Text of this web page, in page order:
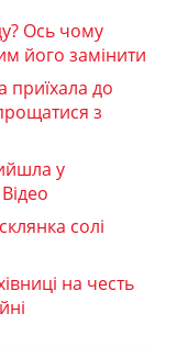
Ось чому
його замінити
приїхала до
з
у
солі
на честь